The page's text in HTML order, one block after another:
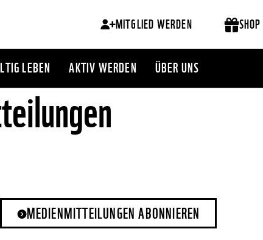
MITGLIED WERDEN SHOP
LEBEN AKTIV WERDEN ÜBER UNS
MEDIENMITTEILUNGEN ABONNIEREN